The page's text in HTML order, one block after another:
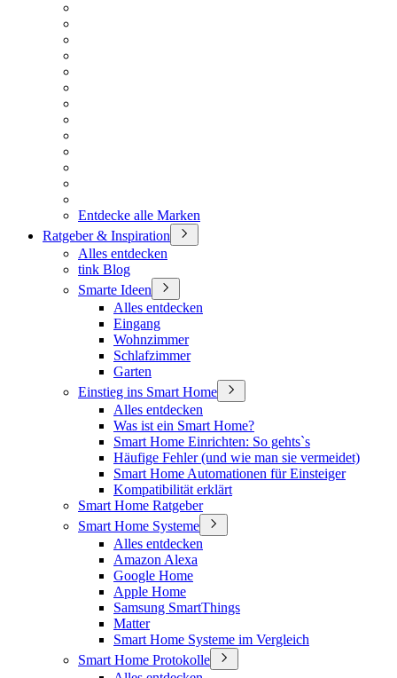
Entdecke alle Marken
Ratgeber & Inspiration
Alles entdecken
tink Blog
Smarte Ideen
Alles entdecken
Eingang
Wohnzimmer
Schlafzimmer
Garten
Einstieg ins Smart Home
Alles entdecken
Was ist ein Smart Home?
Smart Home Einrichten: So gehts`s
Häufige Fehler (und wie man sie vermeidet)
Smart Home Automationen für Einsteiger
Kompatibilität erklärt
Smart Home Ratgeber
Smart Home Systeme
Alles entdecken
Amazon Alexa
Google Home
Apple Home
Samsung SmartThings
Matter
Smart Home Systeme im Vergleich
Smart Home Protokolle